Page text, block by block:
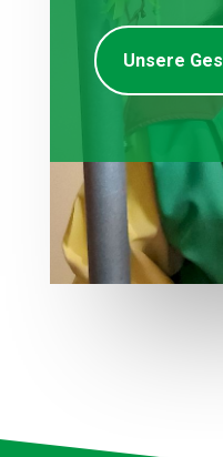
Unsere